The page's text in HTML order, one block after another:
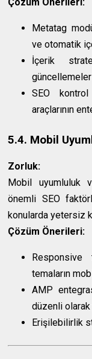
Metatag
ve otomatik
İçerik
SEO
araçlarının
5.4. Mobil
Zorluk:
Mobil uyumluluk
önemli SEO
konularda yetersiz
Çözüm Önerileri:
Responsive
temaların
AMP
düzenli olarak
Erişilebilirlik